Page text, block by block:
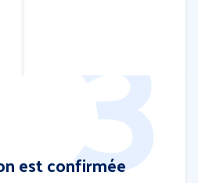
est confirmée